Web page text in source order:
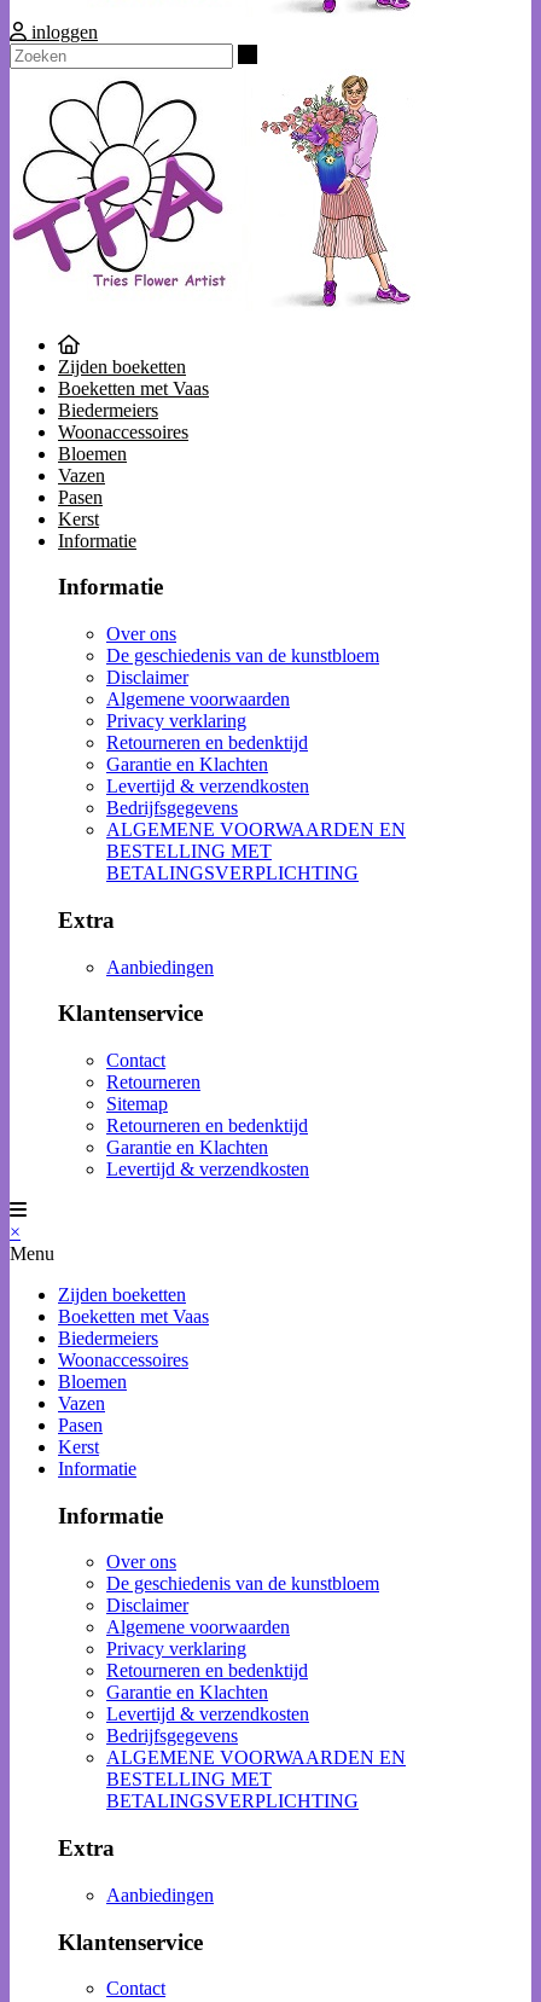
inloggen
Zijden boeketten
Boeketten met Vaas
Biedermeiers
Woonaccessoires
Bloemen
Vazen
Pasen
Kerst
Informatie
Informatie
Over ons
De geschiedenis van de kunstbloem
Disclaimer
Algemene voorwaarden
Privacy verklaring
Retourneren en bedenktijd
Garantie en Klachten
Levertijd & verzendkosten
Bedrijfsgegevens
ALGEMENE VOORWAARDEN EN
BESTELLING MET
BETALINGSVERPLICHTING
Extra
Aanbiedingen
Klantenservice
Contact
Retourneren
Sitemap
Retourneren en bedenktijd
Garantie en Klachten
Levertijd & verzendkosten
×
Menu
Zijden boeketten
Boeketten met Vaas
Biedermeiers
Woonaccessoires
Bloemen
Vazen
Pasen
Kerst
Informatie
Informatie
Over ons
De geschiedenis van de kunstbloem
Disclaimer
Algemene voorwaarden
Privacy verklaring
Retourneren en bedenktijd
Garantie en Klachten
Levertijd & verzendkosten
Bedrijfsgegevens
ALGEMENE VOORWAARDEN EN
BESTELLING MET
BETALINGSVERPLICHTING
Extra
Aanbiedingen
Klantenservice
Contact